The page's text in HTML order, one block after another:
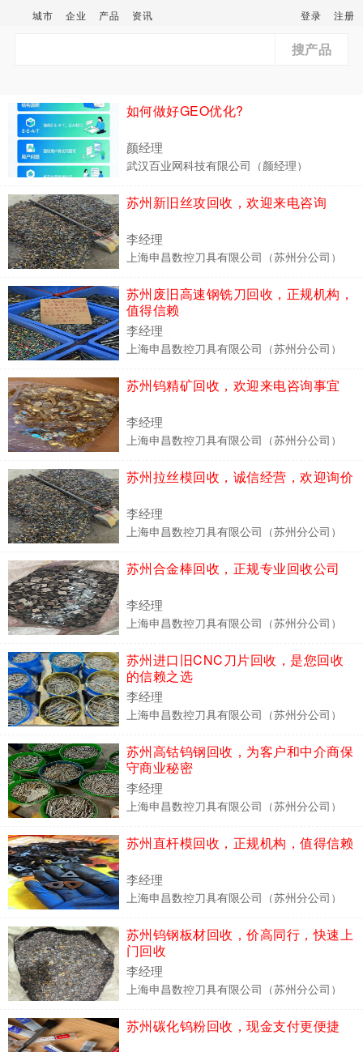
城市 企业 产品 资讯 登录 注册
搜产品
如何做好GEO优化?
颜经理
武汉百业网科技有限公司（颜经理）
苏州新旧丝攻回收，欢迎来电咨询
李经理
上海申昌数控刀具有限公司（苏州分公司）
苏州废旧高速钢铣刀回收，正规机构，
值得信赖
李经理
上海申昌数控刀具有限公司（苏州分公司）
苏州钨精矿回收，欢迎来电咨询事宜
李经理
上海申昌数控刀具有限公司（苏州分公司）
苏州拉丝模回收，诚信经营，欢迎询价
李经理
上海申昌数控刀具有限公司（苏州分公司）
苏州合金棒回收，正规专业回收公司
李经理
上海申昌数控刀具有限公司（苏州分公司）
苏州进口旧CNC刀片回收，是您回收
的信赖之选
李经理
上海申昌数控刀具有限公司（苏州分公司）
苏州高钴钨钢回收，为客户和中介商保
守商业秘密
李经理
上海申昌数控刀具有限公司（苏州分公司）
苏州直杆模回收，正规机构，值得信赖
李经理
上海申昌数控刀具有限公司（苏州分公司）
苏州钨钢板材回收，价高同行，快速上
门回收
李经理
上海申昌数控刀具有限公司（苏州分公司）
苏州碳化钨粉回收，现金支付更便捷